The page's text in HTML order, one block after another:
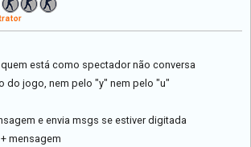
está como spectador não conversa
do jogo, nem pelo "y" nem pelo "u"
e envia msgs se estiver digitada
mensagem